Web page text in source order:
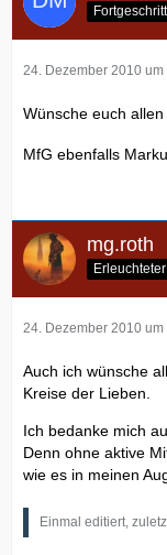
24. Dezember 2010 um
Wünsche euch
MfG ebenfalls
mg.roth
Erleuchteter
24. Dezember 2010 um
Auch ich wünsche
Kreise der Lieben.
Ich bedanke mich
Denn ohne aktive
wie es in meinen
Einmal editiert,